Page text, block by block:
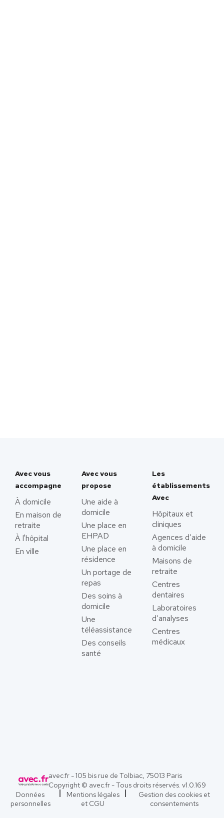
Avec vous
accompagne
À domicile
En maison de
retraite
À l'hôpital
En ville
Avec vous
propose
Une aide à
domicile
Une place en
EHPAD
Une place en
résidence
Un portage de
repas
Des soins à
domicile
Une
téléassistance
Des conseils
santé
Les
établissements
Avec
Hôpitaux et
cliniques
Agences d’aide
à domicile
Maisons de
retraite
Centres
dentaires
Laboratoires
d’analyses
Centres
médicaux
avec.fr - 105 bis rue de Tolbiac, 75013 Paris
Copyright © avec.fr - Tous droits réservés. v1.0.169
Données
personnelles
Mentions légales
et CGU
Gestion des cookies et
consentements